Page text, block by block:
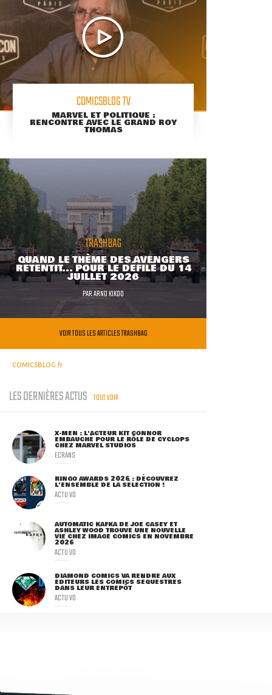
COMICSBLOG TV
MARVEL ET POLITIQUE :
RENCONTRE AVEC LE GRAND ROY
THOMAS
TRASHBAG
QUAND LE THÈME DES AVENGERS
RETENTIT... POUR LE DÉFILÉ DU 14
JUILLET 2026
PARARNO KIKOO
VOIR TOUS LES ARTICLES TRASHBAG
COMICSBLOG.fr
LES DERNIÈRES ACTUS TOUT VOIR
X-MEN : L'ACTEUR KIT CONNOR
EMBAUCHÉ POUR LE RÔLE DE CYCLOPS
CHEZ MARVEL STUDIOS
ECRANS
RINGO AWARDS 2026 : DÉCOUVREZ
L'ENSEMBLE DE LA SÉLECTION !
ACTU VO
AUTOMATIC KAFKA DE JOE CASEY ET
ASHLEY WOOD TROUVE UNE NOUVELLE
VIE CHEZ IMAGE COMICS EN NOVEMBRE
2026
ACTU VO
DIAMOND COMICS VA RENDRE AUX
ÉDITEURS LES COMICS SÉQUESTRÉS
DANS LEUR ENTREPÔT
ACTU VO